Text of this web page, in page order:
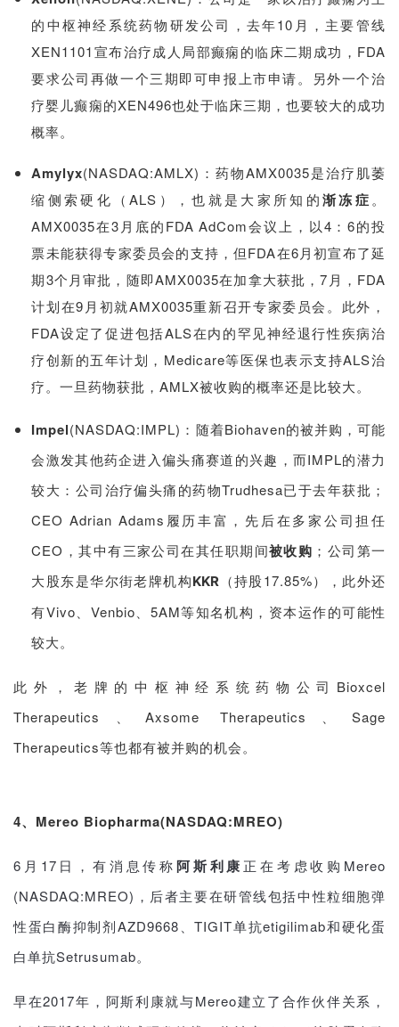
药
时
代
学
联
系
登录 注册
的中枢神经系统药物研发公司，去年10月，主要管线
XEN1101宣布治疗成人局部癫痫的临床二期成功，FDA
要求公司再做一个三期即可申报上市申请。另外一个治
疗婴儿癫痫的XEN496也处于临床三期，也要较大的成功
概率。
Amylyx(NASDAQ:AMLX)：药物AMX0035是治疗肌萎
缩侧索硬化（ALS），也就是大家所知的渐冻症 。
AMX0035在3月底的FDAAdCom会议上，以4：6的投
票未能获得专家委员会的支持，但FDA在6月初宣布了延
期3个月审批，随即AMX0035在加拿大获批，7月，FDA
计划在9月初就AMX0035重新召开专家委员会。此外，
FDA设定了促进包括ALS在内的罕见神经退行性疾病治
疗创新的五年计划，Medicare等医保也表示支持ALS治
疗。一旦药物获批，AMLX被收购的概率还是比较大。
Impel(NASDAQ:IMPL)：随着Biohaven的被并购，可能
会激发其他药企进入偏头痛赛道的兴趣 ，而IMPL的潜力
较大： 公司治疗偏头痛的药物Trudhesa已于去年获批；
CEO Adrian Adams履历丰富，先后在多家公司担任
CEO，其中有三家公司在其任职期间被收购 ；公司第一
大股东是华尔街老牌机构KKR （持股17.85%），此外还
有Vivo、Venbio、5AM等知名机构，资本运作的可能性
较大。
此外，老牌的中枢神经系统药物公司Bioxcel
Therapeutics、Axsome Therapeutics、Sage
Therapeutics等也都有被并购的机会。
4、Mereo Biopharma(NASDAQ:MREO)
6月17日，有消息传称阿斯利康 正在考虑收购Mereo
(NASDAQ:MREO)，后者主要在研管线包括中性粒细胞弹
性蛋白酶抑制剂AZD9668、TIGIT单抗etigilimab和硬化蛋
白单抗Setrusumab。
早在2017年，阿斯利康就与Mereo建立了合作伙伴关系，